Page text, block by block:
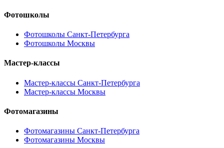
Фотошколы
Фотошколы Санкт-Петербурга
Фотошколы Москвы
Мастер-классы
Мастер-классы Санкт-Петербурга
Мастер-классы Москвы
Фотомагазины
Фотомагазины Санкт-Петербурга
Фотомагазины Москвы